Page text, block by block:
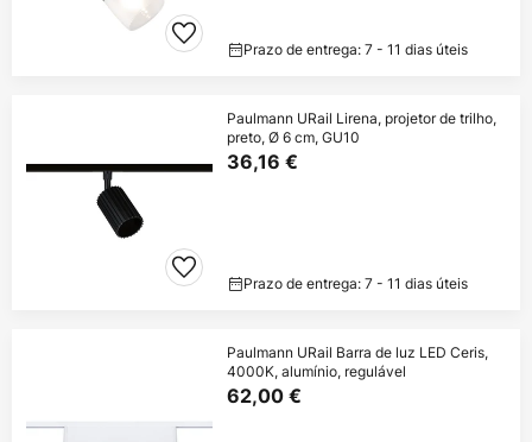
Prazo de entrega: 7 - 11 dias úteis
Paulmann URail Lirena, projetor de trilho,
preto, Ø 6 cm, GU10
36,16 €
Prazo de entrega: 7 - 11 dias úteis
Paulmann URail Barra de luz LED Ceris,
4000K, alumínio, regulável
62,00 €